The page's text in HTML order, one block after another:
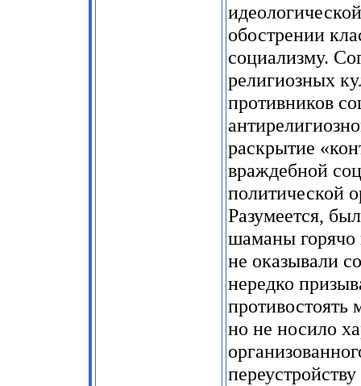
обострении
социализму.
религиозных
противников
раскрытие
враждебной
политической
Разумеется,
шаманы горячо
не оказывали
нередко
противостоять
но не носило